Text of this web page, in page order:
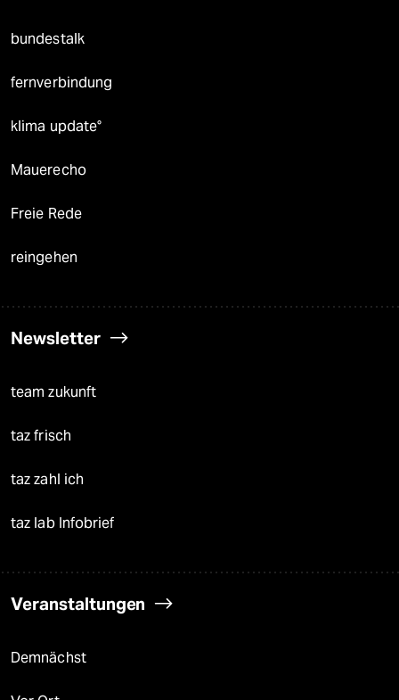
bundestalk
fernverbindung
klima update°
Mauerecho
Freie Rede
reingehen
Newsletter
team zukunft
taz frisch
taz zahl ich
taz lab Infobrief
Veranstaltungen
Demnächst